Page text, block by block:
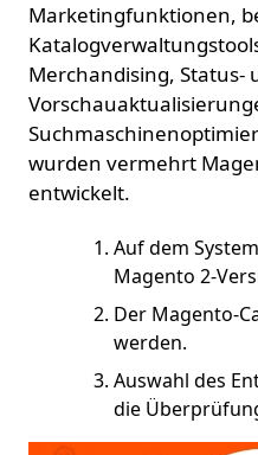
Marketingfunktionen,
Merchandising, Status-
wurden vermehrt
entwickelt.
Auf dem
Magento 2-
Der Magento-
werden.
Auswahl des
die